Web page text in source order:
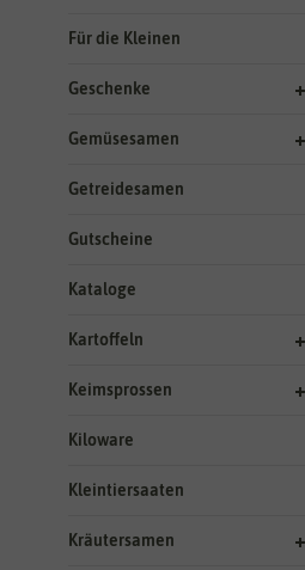
Für die Kleinen
Geschenke
Gemüsesamen
Getreidesamen
Gutscheine
Kataloge
Kartoffeln
Keimsprossen
Kiloware
Kleintiersaaten
Kräutersamen